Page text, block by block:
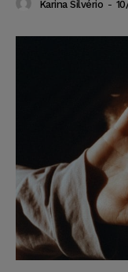
Karina Silvério -